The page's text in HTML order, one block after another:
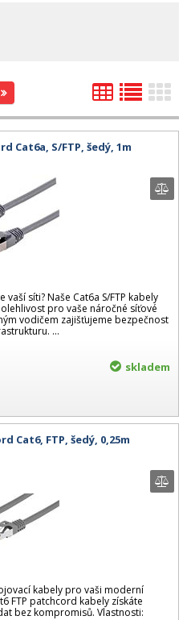
Cat6a, S/FTP, šedý, 1m
síti? Naše Cat6a S/FTP kabely
pro vaše náročné síťové
vodičem zajišťujeme bezpečnost
...
skladem
Cat6, FTP, šedý, 0,25m
kabely pro vaši moderní
FTP patchcord kabely získáte
bez kompromisů. Vlastnosti: